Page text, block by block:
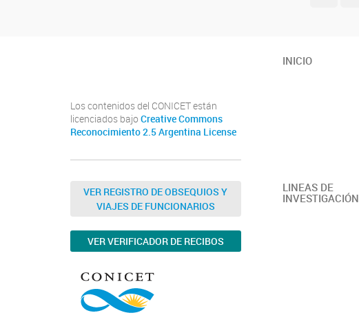
Los contenidos del CONICET están
licenciados bajo Creative Commons
Reconocimiento 2.5 Argentina License
VER REGISTRO DE OBSEQUIOS Y
VIAJES DE FUNCIONARIOS
VER VERIFICADOR DE RECIBOS
INICIO
LINEAS DE
INVESTIGACIÓN